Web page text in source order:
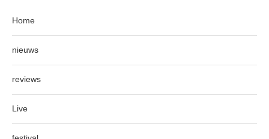
Home
nieuws
reviews
Live